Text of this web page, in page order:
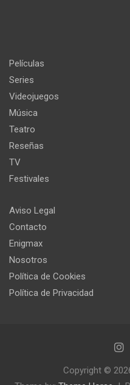
Películas
Series
Videojuegos
Música
Teatro
Reseñas
TV
Festivales
Aviso Legal
Contacto
Enigmax
Nosotros
Política de Cookies
Política de Privacidad
Copyright ©